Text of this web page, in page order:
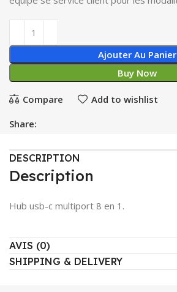
Ajouter Au Panier
Buy Now
Compare Add to wishlist
Share:
DESCRIPTION
Description
Hub usb-c multiport 8 en 1.
AVIS (0)
SHIPPING & DELIVERY